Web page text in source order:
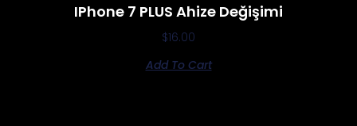
IPhone 7 PLUS Ahize Değişimi
$16.00
Add To Cart